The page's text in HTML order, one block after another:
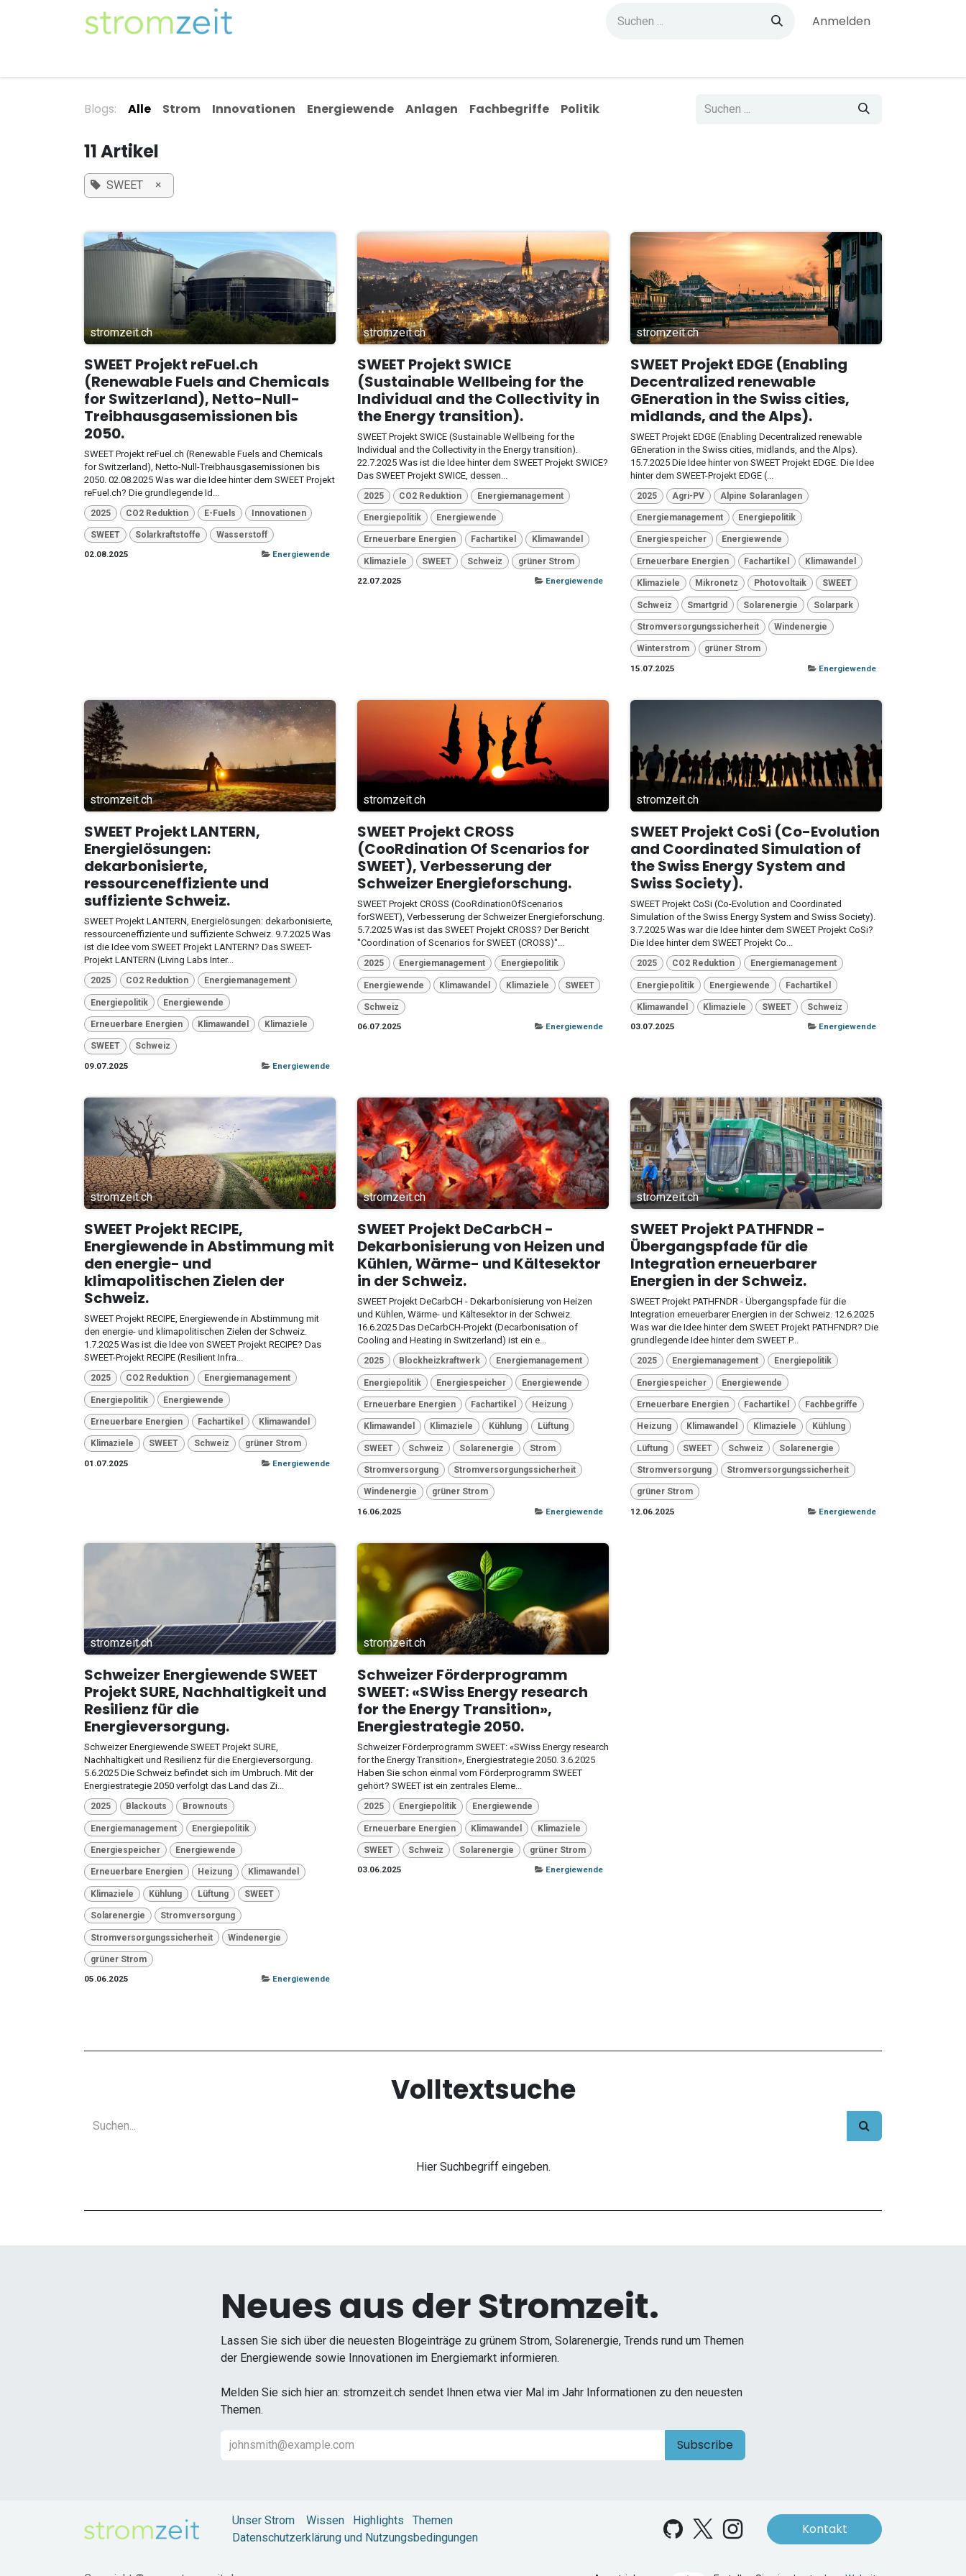
Zum Inhalt springen
Anmelden
Blogs: Alle Strom Innovationen Energiewende Anlagen Fachbegriffe Politik
11 Artikel
SWEET ×
stromzeit.ch
SWEET Projekt reFuel.ch
(Renewable Fuels and Chemicals
for Switzerland), Netto-Null-
Treibhausgasemissionen bis
2050.
SWEET Projekt reFuel.ch (Renewable Fuels and Chemicals
for Switzerland), Netto-Null-Treibhausgasemissionen bis
2050. 02.08.2025 Was war die Idee hinter dem SWEET Projekt
reFuel.ch? Die grundlegende Id...
2025 CO2 Reduktion E-Fuels Innovationen
SWEET Solarkraftstoffe
Wasserstoff
02.08.2025
Energiewende
stromzeit.ch
SWEET Projekt SWICE
(Sustainable Wellbeing for the
Individual and the Collectivity in
the Energy transition).
SWEET Projekt SWICE (Sustainable Wellbeing for the
Individual and the Collectivity in the Energy transition).
22.7.2025 Was ist die Idee hinter dem SWEET Projekt SWICE?
Das SWEET Projekt SWICE, dessen...
2025 CO2 Reduktion Energiemanagement
Energiepolitik Energiewende
Erneuerbare Energien Fachartikel Klimawandel
Klimaziele SWEET Schweiz
grüner Strom
22.07.2025
Energiewende
stromzeit.ch
SWEET Projekt EDGE (Enabling
Decentralized renewable
GEneration in the Swiss cities,
midlands, and the Alps).
SWEET Projekt EDGE (Enabling Decentralized renewable
GEneration in the Swiss cities, midlands, and the Alps).
15.7.2025 Die Idee hinter von SWEET Projekt EDGE. Die Idee
hinter dem SWEET-Projekt EDGE (...
2025 Agri-PV Alpine Solaranlagen
Energiemanagement Energiepolitik
Energiespeicher Energiewende
Erneuerbare Energien Fachartikel Klimawandel
Klimaziele Mikronetz Photovoltaik SWEET
Schweiz Smartgrid Solarenergie Solarpark
Stromversorgungssicherheit Windenergie
Winterstrom
grüner Strom
15.07.2025
Energiewende
stromzeit.ch
SWEET Projekt LANTERN,
Energielösungen:
dekarbonisierte,
ressourceneffiziente und
suffiziente Schweiz.
SWEET Projekt LANTERN, Energielösungen: dekarbonisierte,
ressourceneffiziente und suffiziente Schweiz. 9.7.2025 Was
ist die Idee vom SWEET Projekt LANTERN? Das SWEET-
Projekt LANTERN (Living Labs Inter...
2025 CO2 Reduktion Energiemanagement
Energiepolitik Energiewende
Erneuerbare Energien Klimawandel Klimaziele
SWEET
Schweiz
09.07.2025
Energiewende
stromzeit.ch
SWEET Projekt CROSS
(CooRdination Of Scenarios for
SWEET), Verbesserung der
Schweizer Energieforschung.
SWEET Projekt CROSS (CooRdinationOfScenarios
forSWEET), Verbesserung der Schweizer Energieforschung.
5.7.2025 Was ist das SWEET Projekt CROSS? Der Bericht
"Coordination of Scenarios for SWEET (CROSS)"...
2025 Energiemanagement Energiepolitik
Energiewende Klimawandel Klimaziele SWEET
Schweiz
06.07.2025
Energiewende
stromzeit.ch
SWEET Projekt CoSi (Co-Evolution
and Coordinated Simulation of
the Swiss Energy System and
Swiss Society).
SWEET Projekt CoSi (Co-Evolution and Coordinated
Simulation of the Swiss Energy System and Swiss Society).
3.7.2025 Was war die Idee hinter dem SWEET Projekt CoSi?
Die Idee hinter dem SWEET Projekt Co...
2025 CO2 Reduktion Energiemanagement
Energiepolitik Energiewende Fachartikel
Klimawandel Klimaziele SWEET
Schweiz
03.07.2025
Energiewende
stromzeit.ch
SWEET Projekt RECIPE,
Energiewende in Abstimmung mit
den energie- und
klimapolitischen Zielen der
Schweiz.
SWEET Projekt RECIPE, Energiewende in Abstimmung mit
den energie- und klimapolitischen Zielen der Schweiz.
1.7.2025 Was ist die Idee von SWEET Projekt RECIPE? Das
SWEET-Projekt RECIPE (Resilient Infra...
2025 CO2 Reduktion Energiemanagement
Energiepolitik Energiewende
Erneuerbare Energien Fachartikel Klimawandel
Klimaziele SWEET Schweiz
grüner Strom
01.07.2025
Energiewende
stromzeit.ch
SWEET Projekt DeCarbCH -
Dekarbonisierung von Heizen und
Kühlen, Wärme- und Kältesektor
in der Schweiz.
SWEET Projekt DeCarbCH - Dekarbonisierung von Heizen
und Kühlen, Wärme- und Kältesektor in der Schweiz.
16.6.2025 Das DeCarbCH-Projekt (Decarbonisation of
Cooling and Heating in Switzerland) ist ein e...
2025 Blockheizkraftwerk Energiemanagement
Energiepolitik Energiespeicher Energiewende
Erneuerbare Energien Fachartikel Heizung
Klimawandel Klimaziele Kühlung Lüftung
SWEET Schweiz Solarenergie Strom
Stromversorgung Stromversorgungssicherheit
Windenergie
grüner Strom
16.06.2025
Energiewende
stromzeit.ch
SWEET Projekt PATHFNDR -
Übergangspfade für die
Integration erneuerbarer
Energien in der Schweiz.
SWEET Projekt PATHFNDR - Übergangspfade für die
Integration erneuerbarer Energien in der Schweiz. 12.6.2025
Was war die Idee hinter dem SWEET Projekt PATHFNDR? Die
grundlegende Idee hinter dem SWEET P...
2025 Energiemanagement Energiepolitik
Energiespeicher Energiewende
Erneuerbare Energien Fachartikel Fachbegriffe
Heizung Klimawandel Klimaziele Kühlung
Lüftung SWEET Schweiz Solarenergie
Stromversorgung Stromversorgungssicherheit
grüner Strom
12.06.2025
Energiewende
stromzeit.ch
Schweizer Energiewende SWEET
Projekt SURE, Nachhaltigkeit und
Resilienz für die
Energieversorgung.
Schweizer Energiewende SWEET Projekt SURE,
Nachhaltigkeit und Resilienz für die Energieversorgung.
5.6.2025 Die Schweiz befindet sich im Umbruch. Mit der
Energiestrategie 2050 verfolgt das Land das Zi...
2025 Blackouts Brownouts
Energiemanagement Energiepolitik
Energiespeicher Energiewende
Erneuerbare Energien Heizung Klimawandel
Klimaziele Kühlung Lüftung SWEET
Solarenergie Stromversorgung
Stromversorgungssicherheit Windenergie
grüner Strom
05.06.2025
Energiewende
stromzeit.ch
Schweizer Förderprogramm
SWEET: «SWiss Energy research
for the Energy Transition»,
Energiestrategie 2050.
Schweizer Förderprogramm SWEET: «SWiss Energy research
for the Energy Transition», Energiestrategie 2050. 3.6.2025
Haben Sie schon einmal vom Förderprogramm SWEET
gehört? SWEET ist ein zentrales Eleme...
2025 Energiepolitik Energiewende
Erneuerbare Energien Klimawandel Klimaziele
SWEET Schweiz Solarenergie
grüner Strom
03.06.2025
Energiewende
Volltextsuche
Hier Suchbegriff eingeben.
Neues aus der Stromzeit.
Lassen Sie sich über die neuesten Blogeinträge zu grünem Strom, Solarenergie, Trends rund um Themen
der Energiewende sowie Innovationen im Energiemarkt informieren.
Melden Sie sich hier an: stromzeit.ch sendet Ihnen etwa vier Mal im Jahr Informationen zu den neuesten
Themen.
Subscribe
Unser Strom Wissen Highlights
Themen
Datenschutzerklärung und Nutzungsbedingungen
Kontakt